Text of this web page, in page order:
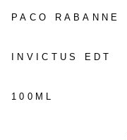
PACO RABANNE
INVICTUS EDT
100ML